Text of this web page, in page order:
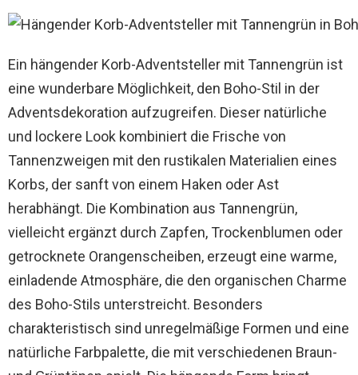
Ein hängender Korb-Adventsteller mit Tannengrün ist
eine wunderbare Möglichkeit, den Boho-Stil in der
Adventsdekoration aufzugreifen. Dieser natürliche
und lockere Look kombiniert die Frische von
Tannenzweigen mit den rustikalen Materialien eines
Korbs, der sanft von einem Haken oder Ast
herabhängt. Die Kombination aus Tannengrün,
vielleicht ergänzt durch Zapfen, Trockenblumen oder
getrocknete Orangenscheiben, erzeugt eine warme,
einladende Atmosphäre, die den organischen Charme
des Boho-Stils unterstreicht. Besonders
charakteristisch sind unregelmäßige Formen und eine
natürliche Farbpalette, die mit verschiedenen Braun-